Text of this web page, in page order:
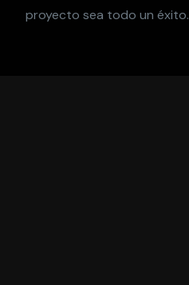
proyecto sea todo un éxito.